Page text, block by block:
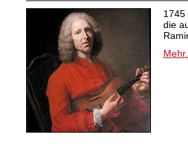
1745
die
Mehr...